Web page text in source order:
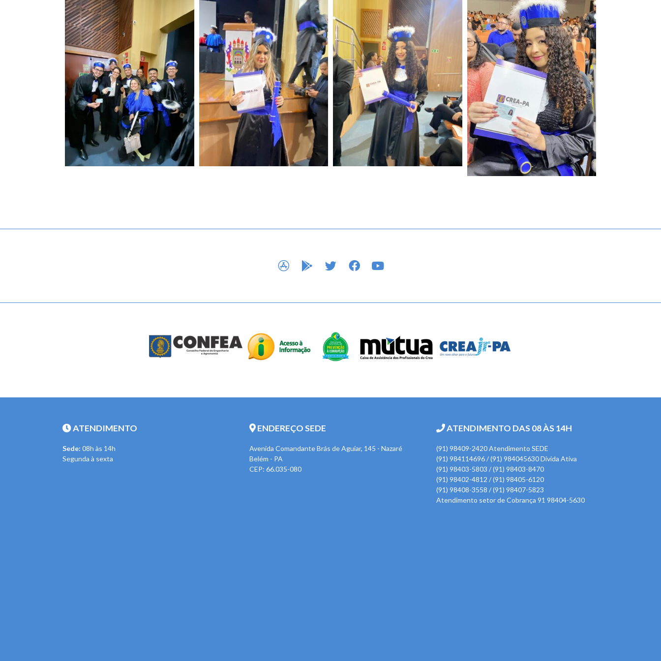
APP STOREGOOGLE PLAY
TWITTERFACEBOOK
ATENDIMENTO
Sede: 08h às 14h
Segunda à sexta
ENDEREÇO SEDE
Avenida Comandante Brás de Aguiar, 145 - Nazaré
Belém - PA
CEP: 66.035-080
ATENDIMENTO DAS 08 ÀS 14H
(91) 98409-2420 Atendimento SEDE
(91) 984114696 / (91) 984045630 Divida Ativa
(91) 98403-5803 / (91) 98403-8470
(91) 98402-4812 / (91) 98405-6120
(91) 98408-3558 / (91) 98407-5823
Atendimento setor de Cobrança 91 98404-5630